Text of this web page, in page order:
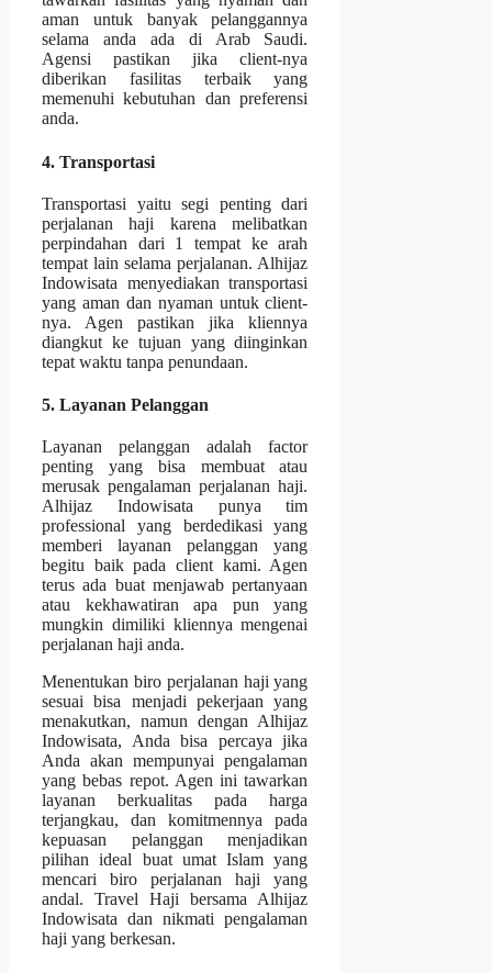
aman untuk banyak pelanggannya
selama anda ada di Arab Saudi.
Agensi pastikan jika client-nya
diberikan fasilitas terbaik yang
memenuhi kebutuhan dan preferensi
anda.
4. Transportasi
Transportasi yaitu segi penting dari
perjalanan haji karena melibatkan
perpindahan dari 1 tempat ke arah
tempat lain selama perjalanan. Alhijaz
Indowisata menyediakan transportasi
yang aman dan nyaman untuk client-
nya. Agen pastikan jika kliennya
diangkut ke tujuan yang diinginkan
tepat waktu tanpa penundaan.
5. Layanan Pelanggan
Layanan pelanggan adalah factor
penting yang bisa membuat atau
merusak pengalaman perjalanan haji.
Alhijaz Indowisata punya tim
professional yang berdedikasi yang
memberi layanan pelanggan yang
begitu baik pada client kami. Agen
terus ada buat menjawab pertanyaan
atau kekhawatiran apa pun yang
mungkin dimiliki kliennya mengenai
perjalanan haji anda.
Menentukan biro perjalanan haji yang
sesuai bisa menjadi pekerjaan yang
menakutkan, namun dengan Alhijaz
Indowisata, Anda bisa percaya jika
Anda akan mempunyai pengalaman
yang bebas repot. Agen ini tawarkan
layanan berkualitas pada harga
terjangkau, dan komitmennya pada
kepuasan pelanggan menjadikan
pilihan ideal buat umat Islam yang
mencari biro perjalanan haji yang
andal. Travel Haji bersama Alhijaz
Indowisata dan nikmati pengalaman
haji yang berkesan.